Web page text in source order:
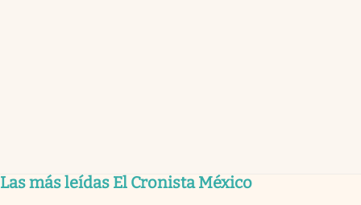
Las más leídas El Cronista México